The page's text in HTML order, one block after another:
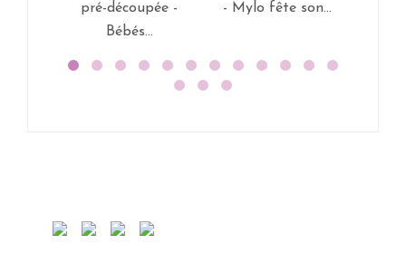
pré-découpée -
Bébés...
- Mylo fête son...